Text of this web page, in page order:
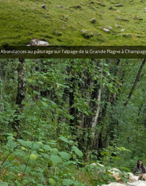
Abondances au pâturage sur l’alpage de la Grande Plagne à